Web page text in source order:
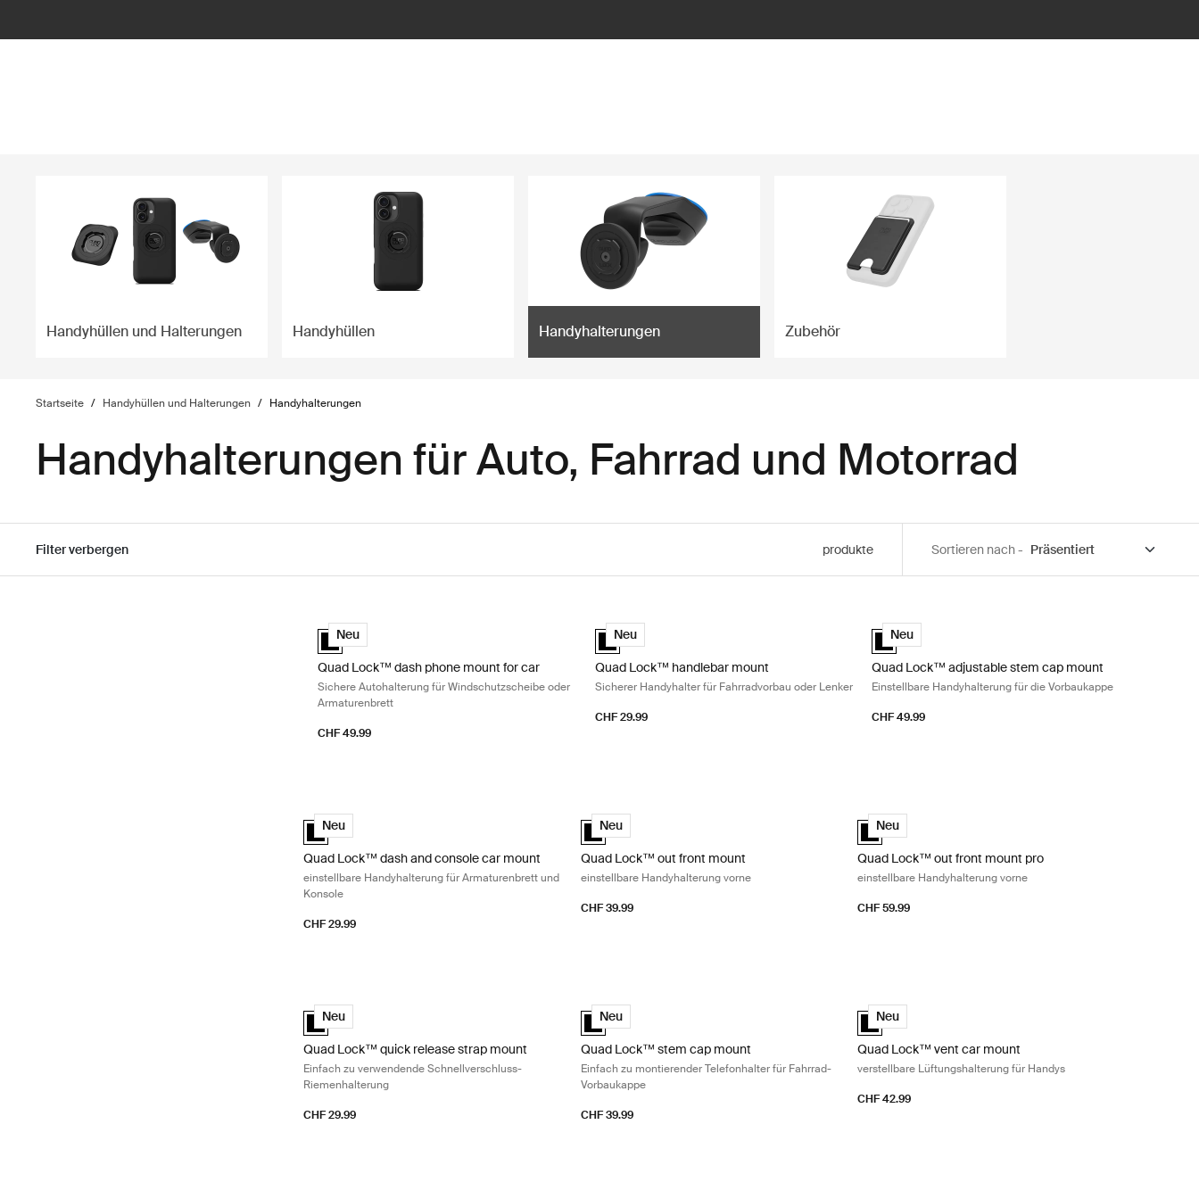
Handyhüllen und Halterungen Handyhüllen Handyhalterungen Zubehör
Startseite / Handyhüllen und Halterungen / Handyhalterungen
Handyhalterungen für Auto, Fahrrad und Motorrad
Filter verbergen produkte Sortieren nach -
Quad Lock™ dash phone mount for car Sichere Autohalterung für Windschutzscheibe oder Armaturenbrett Black
Neu
Quad Lock™ dash phone mount for car Schwarz (selected)
Quad Lock™ dash phone mount for car
Sichere Autohalterung für Windschutzscheibe oder
Armaturenbrett
CHF 49.99
Quad Lock™ handlebar mount Sicherer Handyhalter für Fahrradvorbau oder Lenker Black
Neu
Quad Lock™ handlebar mount Schwarz (selected)
Quad Lock™ handlebar mount
Sicherer Handyhalter für Fahrradvorbau oder Lenker
CHF 29.99
Quad Lock™ adjustable stem cap mount Einstellbare
Neu
Quad Lock™ adjustable stem cap mount Schwarz
Quad Lock™ adjustable stem cap mount
Einstellbare Handyhalterung für die Vorbaukappe
CHF 49.99
Quad Lock™ dash and console car mount einstellbare Handyhalterung für Armaturenbrett und Konsole Black
Neu
Quad Lock™ dash and console car mount Schwarz (selected)
Quad Lock™ dash and console car mount
einstellbare Handyhalterung für Armaturenbrett und
Konsole
CHF 29.99
Quad Lock™ out front mount einstellbare Handyhalterung vorne Black
Neu
Quad Lock™ out front mount Schwarz (selected)
Quad Lock™ out front mount
einstellbare Handyhalterung vorne
CHF 39.99
Quad Lock™ out front mount pro einstellbare
Neu
Quad Lock™ out front mount pro Schwarz (selected)
Quad Lock™ out front mount pro
einstellbare Handyhalterung vorne
CHF 59.99
Quad Lock™ quick release strap mount Einfach zu verwendende Schnellverschluss-Riemenhalterung Black
Neu
Quad Lock™ quick release strap mount Schwarz (selected)
Quad Lock™ quick release strap mount
Einfach zu verwendende Schnellverschluss-
Riemenhalterung
CHF 29.99
Quad Lock™ stem cap mount Einfach zu montierender Telefonhalter für Fahrrad-Vorbaukappe Black
Neu
Quad Lock™ stem cap mount Schwarz (selected)
Quad Lock™ stem cap mount
Einfach zu montierender Telefonhalter für Fahrrad-
Vorbaukappe
CHF 39.99
Quad Lock™ vent car mount verstellbare
Neu
Quad Lock™ vent car mount Schwarz (selected)
Quad Lock™ vent car mount
verstellbare Lüftungshalterung für Handys
CHF 42.99